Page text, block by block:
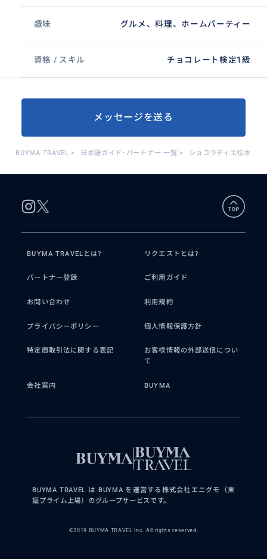
趣味 グルメ、料理、ホームパーティー
資格 / スキル チョコレート検定1級
メッセージを送る
BUYMA TRAVEL > 日本語ガイド･パートナー 一覧 > ショコラティエ松本
BUYMA TRAVELとは? リクエストとは?
パートナー登録 ご利用ガイド
お問い合わせ 利用規約
プライバシーポリシー 個人情報保護方針
特定商取引法に関する表記
お客様情報の外部送信につい
て
会社案内 BUYMA
BUYMA TRAVEL は BUYMA を運営する株式会社エニグモ（東
証プライム上場）のグループサービスです。
©2019 BUYMA TRAVEL Inc. All rights reserved.